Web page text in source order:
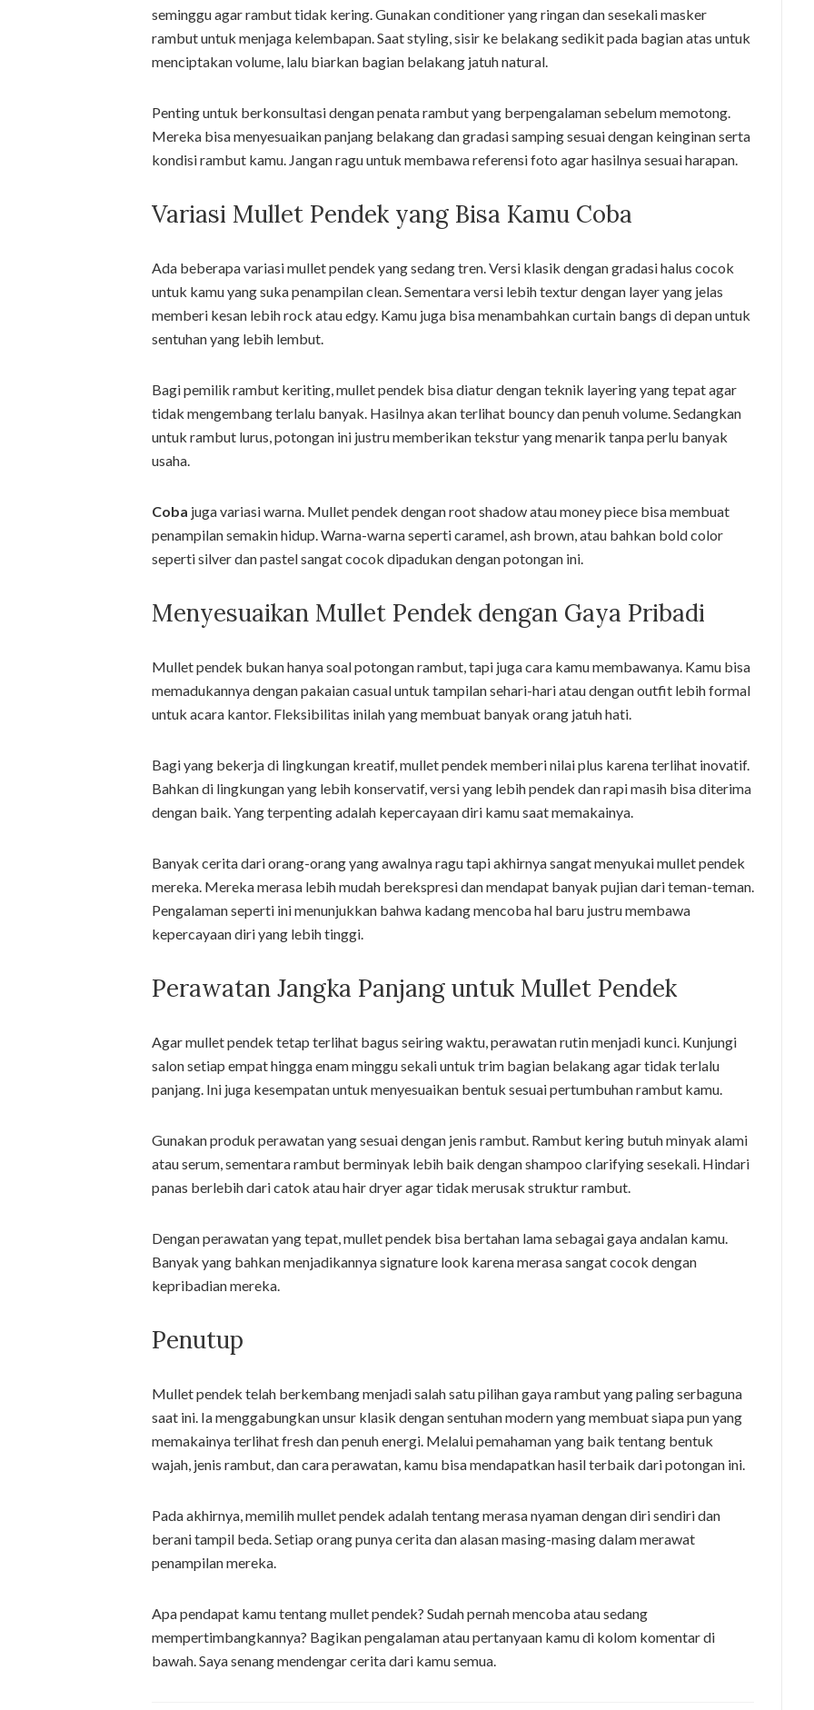
seminggu agar rambut tidak kering. Gunakan conditioner yang ringan dan sesekali masker
rambut untuk menjaga kelembapan. Saat styling, sisir ke belakang sedikit pada bagian atas untuk
menciptakan volume, lalu biarkan bagian belakang jatuh natural.
Penting untuk berkonsultasi dengan penata rambut yang berpengalaman sebelum memotong.
Mereka bisa menyesuaikan panjang belakang dan gradasi samping sesuai dengan keinginan serta
kondisi rambut kamu. Jangan ragu untuk membawa referensi foto agar hasilnya sesuai harapan.
Variasi Mullet Pendek yang Bisa Kamu Coba
Ada beberapa variasi mullet pendek yang sedang tren. Versi klasik dengan gradasi halus cocok
untuk kamu yang suka penampilan clean. Sementara versi lebih textur dengan layer yang jelas
memberi kesan lebih rock atau edgy. Kamu juga bisa menambahkan curtain bangs di depan untuk
sentuhan yang lebih lembut.
Bagi pemilik rambut keriting, mullet pendek bisa diatur dengan teknik layering yang tepat agar
tidak mengembang terlalu banyak. Hasilnya akan terlihat bouncy dan penuh volume. Sedangkan
untuk rambut lurus, potongan ini justru memberikan tekstur yang menarik tanpa perlu banyak
usaha.
Coba juga variasi warna. Mullet pendek dengan root shadow atau money piece bisa membuat
penampilan semakin hidup. Warna-warna seperti caramel, ash brown, atau bahkan bold color
seperti silver dan pastel sangat cocok dipadukan dengan potongan ini.
Menyesuaikan Mullet Pendek dengan Gaya Pribadi
Mullet pendek bukan hanya soal potongan rambut, tapi juga cara kamu membawanya. Kamu bisa
memadukannya dengan pakaian casual untuk tampilan sehari-hari atau dengan outfit lebih formal
untuk acara kantor. Fleksibilitas inilah yang membuat banyak orang jatuh hati.
Bagi yang bekerja di lingkungan kreatif, mullet pendek memberi nilai plus karena terlihat inovatif.
Bahkan di lingkungan yang lebih konservatif, versi yang lebih pendek dan rapi masih bisa diterima
dengan baik. Yang terpenting adalah kepercayaan diri kamu saat memakainya.
Banyak cerita dari orang-orang yang awalnya ragu tapi akhirnya sangat menyukai mullet pendek
mereka. Mereka merasa lebih mudah berekspresi dan mendapat banyak pujian dari teman-teman.
Pengalaman seperti ini menunjukkan bahwa kadang mencoba hal baru justru membawa
kepercayaan diri yang lebih tinggi.
Perawatan Jangka Panjang untuk Mullet Pendek
Agar mullet pendek tetap terlihat bagus seiring waktu, perawatan rutin menjadi kunci. Kunjungi
salon setiap empat hingga enam minggu sekali untuk trim bagian belakang agar tidak terlalu
panjang. Ini juga kesempatan untuk menyesuaikan bentuk sesuai pertumbuhan rambut kamu.
Gunakan produk perawatan yang sesuai dengan jenis rambut. Rambut kering butuh minyak alami
atau serum, sementara rambut berminyak lebih baik dengan shampoo clarifying sesekali. Hindari
panas berlebih dari catok atau hair dryer agar tidak merusak struktur rambut.
Dengan perawatan yang tepat, mullet pendek bisa bertahan lama sebagai gaya andalan kamu.
Banyak yang bahkan menjadikannya signature look karena merasa sangat cocok dengan
kepribadian mereka.
Penutup
Mullet pendek telah berkembang menjadi salah satu pilihan gaya rambut yang paling serbaguna
saat ini. Ia menggabungkan unsur klasik dengan sentuhan modern yang membuat siapa pun yang
memakainya terlihat fresh dan penuh energi. Melalui pemahaman yang baik tentang bentuk
wajah, jenis rambut, dan cara perawatan, kamu bisa mendapatkan hasil terbaik dari potongan ini.
Pada akhirnya, memilih mullet pendek adalah tentang merasa nyaman dengan diri sendiri dan
berani tampil beda. Setiap orang punya cerita dan alasan masing-masing dalam merawat
penampilan mereka.
Apa pendapat kamu tentang mullet pendek? Sudah pernah mencoba atau sedang
mempertimbangkannya? Bagikan pengalaman atau pertanyaan kamu di kolom komentar di
bawah. Saya senang mendengar cerita dari kamu semua.